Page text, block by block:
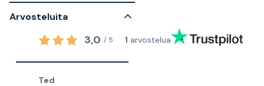
Arvosteluita
3,0 / 5 1 arvostelua
Ted